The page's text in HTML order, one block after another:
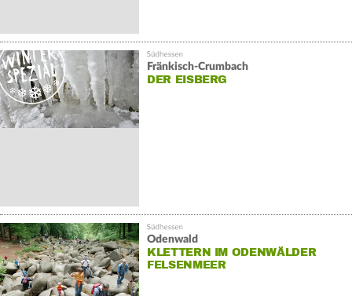
Fränkisch-Crumbach
DER EISBERG
Odenwald
KLETTERN IM ODENWÄLDER
FELSENMEER